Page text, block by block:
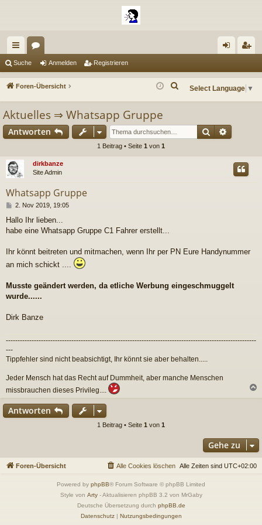
ch
ne
ug
riff
en m ist
Suche Anmelden Registrieren
Foren-Übersicht Select Language ▼
h
e
Aktuelles ⇒ Whatsapp Gruppe
Antworten Suche
1 Beitrag • Seite 1 von 1
dirkbanze
Site Admin
Whatsapp Gruppe
B
i
t
2. Nov 2019, 19:05
Hallo Ihr lieben...
habe eine Whatsapp Gruppe C1 Fahrer erstellt...
Ihr könnt beitreten und mitmachen, wenn Ihr per PN Eure Handynummer
an mich schickt ....
Musste geändert werden, da etliche Werbung eingeschmuggelt
wurde......
Dirk Banze
-----------------------------------------------------------------------------------------------------------
---
Tippfehler sind nicht beabsichtigt, Ihr könnt sie aber behalten.....
Jeder Mensch hat das Recht auf Dummheit, aber manche Menschen
missbrauchen dieses Privileg....
n
Antworten
1 Beitrag • Seite 1 von 1
Gehe zu
Foren-Übersicht Alle Zeiten sind UTC+02:00
Alle Cookies löschen
Powered by phpBB® Forum Software © phpBB Limited
Style von Arty- Aktualisieren phpBB 3.2 von MrGaby
Deutsche Übersetzung durch phpBB.de
Datenschutz| Nutzungsbedingungen